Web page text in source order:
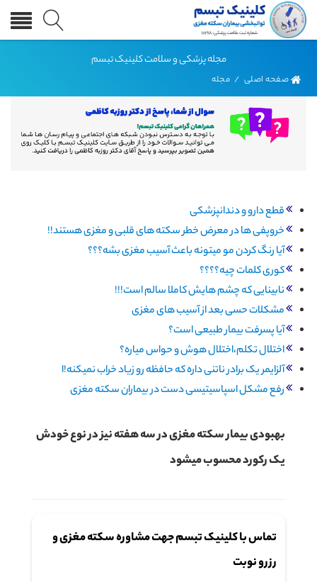
مجله پزشکی و سلامت کلینیک تبسم
صفحه اصلی / مجله
قطع دارو و دندانپزشکی
خروپفی ها در معرض خطر سکته های قلبی و مغزی هستند!!
آیا رنگ کردن مو میتونه باعث آسیب مغزی بشه؟؟؟
کوری کلمات چیه؟؟؟؟
نابینایی که چشم هایش کاملا سالم است!!!
مشکلات حسی بعد از آسیب های مغزی
آیا پسرفت بیمار طبیعی است؟
اختلال تکلم،اختلال هوش و حواس میاره؟
آلزایمر یک برادر ناتنی داره که حافظه رو زیاد خراب نمیکنه!ا
رفع مشکل اسپاسیتیسی دست در بیماران سکته مغزی
بهبودی بیمار سکته مغزی در سه هفته نیز در نوع خودش
یک رکورد محسوب میشود
تماس با کلینیک تبسم جهت مشاوره سکته مغزی و
رزرو نوبت